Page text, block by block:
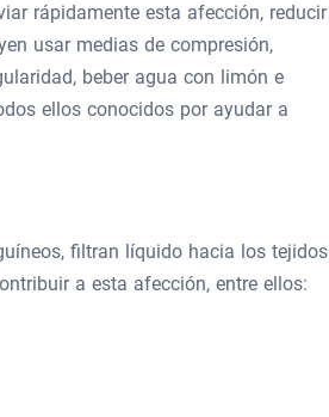
rápidamente esta afección, reducir
usar medias de compresión,
beber agua con limón e
ellos conocidos por ayudar a
filtran líquido hacia los tejidos
a esta afección, entre ellos: